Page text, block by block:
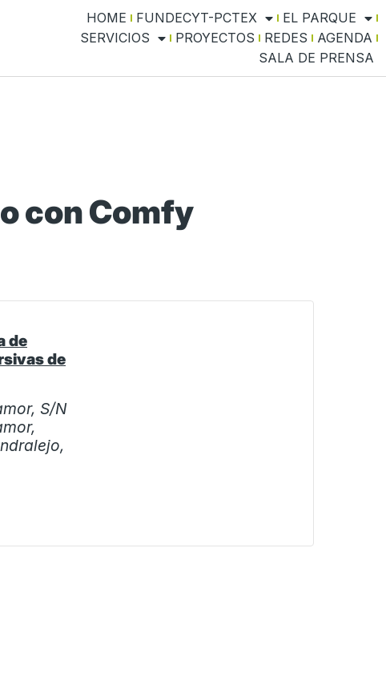
HOME FUNDECYT-PCTEX
EL PARQUE
SERVICIOS
PROYECTOS REDES
AGENDA
SALA DE PRENSA
con Comfy
de
de
S/N